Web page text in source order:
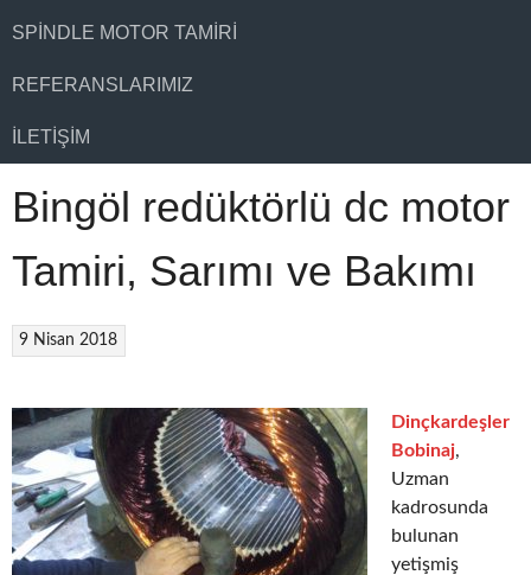
SPINDLE MOTOR TAMIRI
REFERANSLARIMIZ
İLETIŞIM
Bingöl redüktörlü dc motor
Tamiri, Sarımı ve Bakımı
9 Nisan 2018
Dinçkardeşler
Bobinaj,
Uzman
kadrosunda
bulunan
yetişmiş